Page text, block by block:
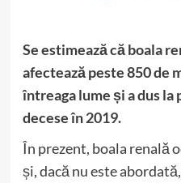
Se estimează că boala
afectează peste 850 de
întreaga lume și a dus la
decese în2019.
În prezent, boala renală
și, dacă nu este